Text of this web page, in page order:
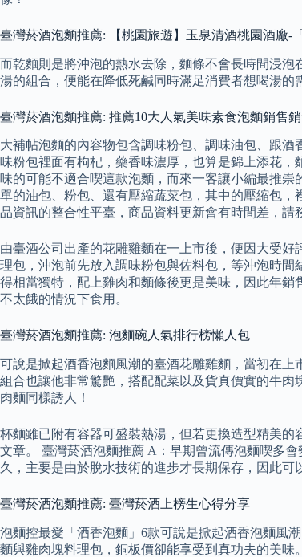
臺灣菸酒泡麵推薦: 【桃園旅遊】玉泉清酒桃園酒廠-
而乾麵則是將沖泡的熱水去除，麵條不會長時間浸
湯的組合，便能在降低死鹹同時滿足消費者想喝湯的
臺灣菸酒泡麵推薦: 推薦10大人氣美味素食泡麵銷售
大補帖泡麵的內容物包含調味粉包、調味油包、跟
味粉包裡面有枸杞，藥香味濃厚，也算是錦上添花
味的可能不適合喫這款泡麵，而來一客讓小編最推
單的油包、粉包、還有壓縮蔬菜包，其中的壓縮包
品資訊的整合性平臺，商品資料更新會有時間差，請
由臺酒公司出產的花雕雞麵在一上市後，便因大受
理包，沖泡前先放入調味粉包與佐料包，等沖泡時
得相當獨特，配上雞肉和麵條後更是美味，因此年銷
不太餓的情況下食用。
臺灣菸酒泡麵推薦: 泡麵碗人氣排行榜懶人包
可說是掀起酒香泡麵風潮的臺酒花雕雞麵，當初在上
組合也讓他非常驚艷，搭配配菜以及貨真價實的牛
肉麵同樣誘人！
杯麵雖已附有容器可盛裝熱湯，但若更換造型精美
文章。 臺灣菸酒泡麵推薦 A：早期曾流傳泡麵喫多
久，主要是由於脫水技術的進步才長期保存，因此可
臺灣菸酒泡麵推薦: 臺灣菸酒上榜生心得分享
泡麵控最愛「酒香泡麵」6款可說是掀起酒香泡麵風
麵與雞肉塊料理包，銅板價卻能享受到真功夫的美